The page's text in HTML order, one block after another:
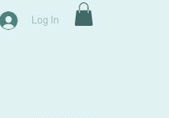
Log In